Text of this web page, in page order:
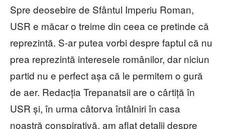
Spre deosebire de Sfântul Imperiu Roman,
USR e măcar o treime din ceea ce pretinde că
reprezintă. S-ar putea vorbi despre faptul că nu
prea reprezintă interesele românilor, dar niciun
partid nu e perfect așa că le permitem o gură
de aer. Redacția Trepanatsii are o cârtiță în
USR și, în urma câtorva întâlniri în casa
noastră conspirativă, am aflat detalii despre